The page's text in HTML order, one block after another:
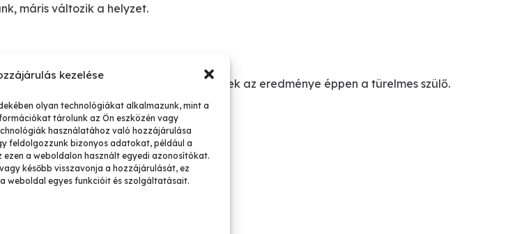
kezelése
olyan technológiákat alkalmazunk, mint a
tárolunk az Ön eszközén vagy
használatához való hozzájárulása
feldolgozzunk bizonyos adatokat, például a
ezen a weboldalon használt egyedi azonosítókat.
később visszavonja a hozzájárulását, ez
weboldal egyes funkcióit és szolgáltatásait.
máris változik a helyzet.
és építs helyette együttműködést, aminek az eredménye éppen a türelmes szülő.
helyzetekben is.